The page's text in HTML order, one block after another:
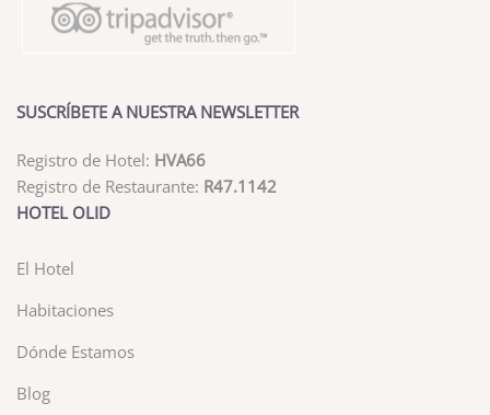
SUSCRÍBETE A NUESTRA NEWSLETTER
Registro de Hotel: HVA66
Registro de Restaurante: R47.1142
HOTEL OLID
El Hotel
Habitaciones
Dónde Estamos
Blog